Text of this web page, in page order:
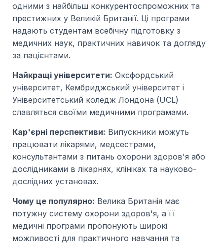
одними з найбільш конкурентоспроможних та
престижних у Великій Британії. Ці програми
надають студентам всебічну підготовку з
медичних наук, практичних навичок та догляду
за пацієнтами.
Найкращі університети: Оксфордський
університет, Кембриджський університет і
Університетський коледж Лондона (UCL)
славляться своїми медичними програмами.
Кар'єрні перспективи: Випускники можуть
працювати лікарями, медсестрами,
консультантами з питань охорони здоров'я або
дослідниками в лікарнях, клініках та науково-
дослідних установах.
Чому це популярно: Велика Британія має
потужну систему охорони здоров'я, а її
медичні програми пропонують широкі
можливості для практичного навчання та